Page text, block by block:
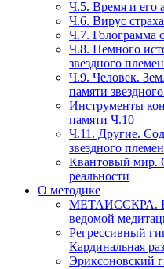
Ч.5. Время и его
Ч.6. Вирус
Ч.7. Голограмма
Ч.8. Немного
звездного
Ч.9. Человек.
памяти
Инструменты
памяти Ч.10
Ч.11. Другие.
звездного
Квантовый мир.
реальности
О методике
МЕТАИССКРА.
ведомой
Регрессивный
Кардинальная
Эриксоновский